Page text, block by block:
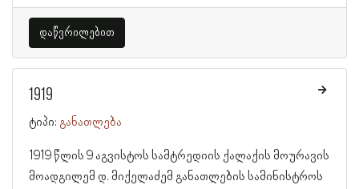
დაწვრილებით
1919
ტიპი: განათლება
1919 წლის 9 აგვისტოს სამტრედიის ქალაქის მოურავის
მოადგილემ დ. მიქელაძემ განათლების სამინისტროს